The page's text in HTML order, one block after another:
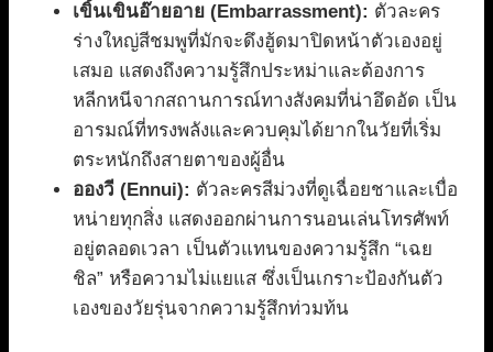
เขิ้นเขินอ๊ายอาย (Embarrassment): ตัวละคร
ร่างใหญ่สีชมพูที่มักจะดึงฮู้ดมาปิดหน้าตัวเองอยู่
เสมอ แสดงถึงความรู้สึกประหม่าและต้องการ
หลีกหนีจากสถานการณ์ทางสังคมที่น่าอึดอัด เป็น
อารมณ์ที่ทรงพลังและควบคุมได้ยากในวัยที่เริ่ม
ตระหนักถึงสายตาของผู้อื่น
อองวี (Ennui): ตัวละครสีม่วงที่ดูเฉื่อยชาและเบื่อ
หน่ายทุกสิ่ง แสดงออกผ่านการนอนเล่นโทรศัพท์
อยู่ตลอดเวลา เป็นตัวแทนของความรู้สึก “เฉย
ชิล” หรือความไม่แยแส ซึ่งเป็นเกราะป้องกันตัว
เองของวัยรุ่นจากความรู้สึกท่วมท้น